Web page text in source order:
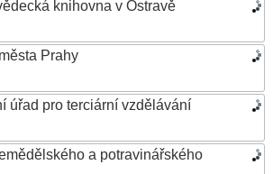
knihovna v Ostravě
Prahy
úřad pro terciární vzdělávání
a potravinářského